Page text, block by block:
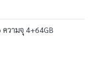
วามจุ 4+64GB